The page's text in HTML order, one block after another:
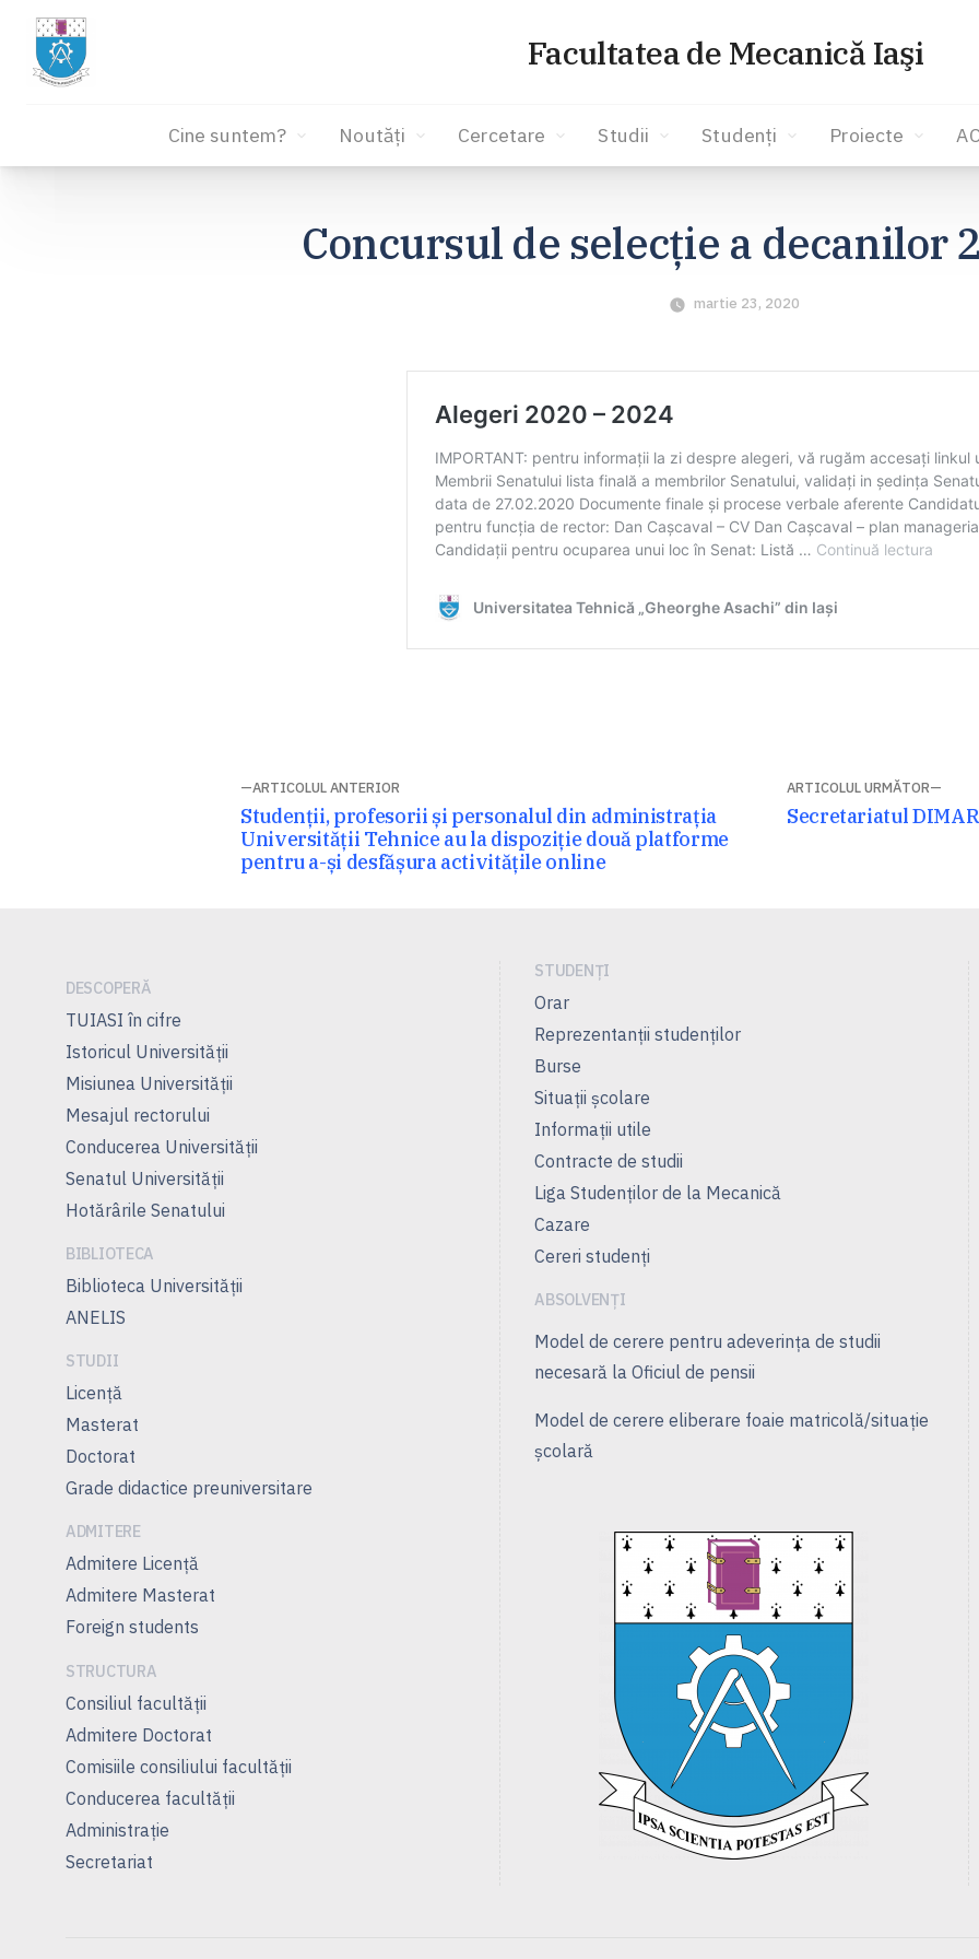
Facultatea de Mecanică Iaşi
Cine suntem? Noutăți Cercetare Studii Studenți Proiecte
Concursul de selecție a decanilor
martie 23, 2020
ARTICOLUL ANTERIOR
Articolul
anterior:
Studenții, profesorii și personalul din administrația
Universității Tehnice au la dispoziție două platforme
pentru a-și desfășura activitățile online
ARTICOLUL URMĂTOR
Articolul
Secretariatul DIMAR
DESCOPERĂ
TUIASI în cifre
Istoricul Universităţii
Misiunea Universităţii
Mesajul rectorului
Conducerea Universităţii
Senatul Universității
Hotărârile Senatului
BIBLIOTECA
Biblioteca Universității
ANELIS
STUDII
Licență
Masterat
Doctorat
Grade didactice preuniversitare
ADMITERE
Admitere Licenţă
Admitere Masterat
Foreign students
STRUCTURA
Consiliul facultăţii
Admitere Doctorat
Comisiile consiliului facultăţii
Conducerea facultăţii
Administrație
Secretariat
STUDENȚI
Orar
Reprezentanţii studenţilor
Burse
Situații școlare
Informații utile
Contracte de studii
Liga Studenţilor de la Mecanică
Cazare
Cereri studenți
ABSOLVENȚI
Model de cerere pentru adeverința de studii
necesară la Oficiul de pensii
Model de cerere eliberare foaie matricolă/situație
școlară